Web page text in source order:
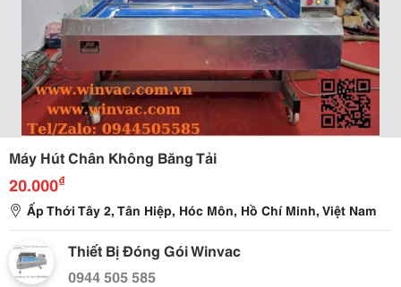
Máy Hút Chân Không Băng Tải
20.000₫
Ấp Thới Tây 2, Tân Hiệp, Hóc Môn, Hồ Chí Minh, Việt Nam
Thiết Bị Đóng Gói Winvac
0944 505 585